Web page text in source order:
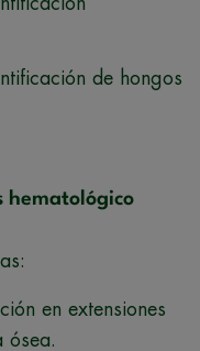
de hongos
hematológico
en extensiones